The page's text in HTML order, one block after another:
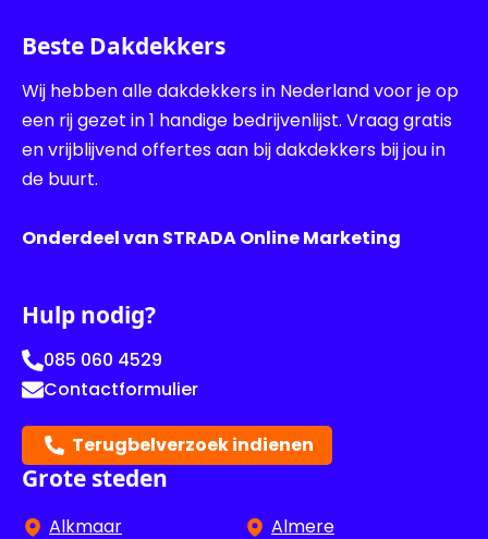
Beste Dakdekkers
Wij hebben alle dakdekkers in Nederland voor je op
een rij gezet in 1 handige bedrijvenlijst. Vraag gratis
en vrijblijvend offertes aan bij dakdekkers bij jou in
de buurt.
Onderdeel van STRADA Online Marketing
Hulp nodig?
085 060 4529
Contactformulier
Terugbelverzoek indienen
Grote steden
Alkmaar
Almere